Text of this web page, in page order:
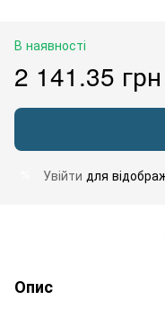
В наявності
2 141.35 грн
Увійти для
Опис